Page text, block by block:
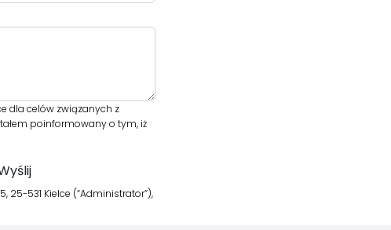
dla celów związanych z
poinformowany o tym, iż
531 Kielce (“Administrator”),